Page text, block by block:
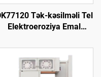
Tək-kəsilməli Tel
Elektroeroziya Emal